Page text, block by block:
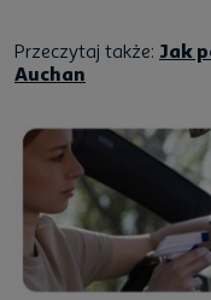
Przeczytaj także: Jak
Auchan